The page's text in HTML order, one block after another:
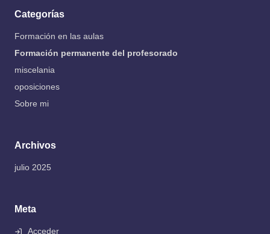
Categorías
Formación en las aulas
Formación permanente del profesorado
miscelania
oposiciones
Sobre mi
Archivos
julio 2025
Meta
Acceder